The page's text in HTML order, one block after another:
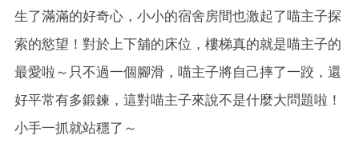
生了滿滿的好奇心，小小的宿舍房間也激起了喵主子探
索的慾望！對於上下舖的床位，樓梯真的就是喵主子的
最愛啦～只不過一個腳滑，喵主子將自己摔了一跤，還
好平常有多鍛鍊，這對喵主子來說不是什麼大問題啦！
小手一抓就站穩了～